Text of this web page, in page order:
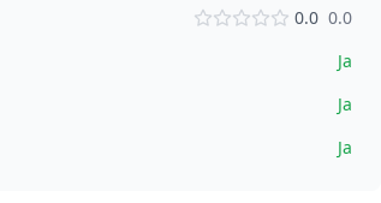
0.0 0.0
Ja
Ja
Ja